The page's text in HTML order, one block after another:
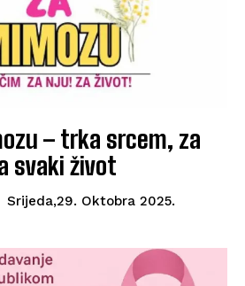
– trka srcem, za
svaki život
Srijeda,29. Oktobra 2025.